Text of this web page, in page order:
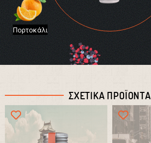
Πορτοκάλι
ΣΧΕΤΙΚΑ ΠΡΟΪΟΝΤΑ